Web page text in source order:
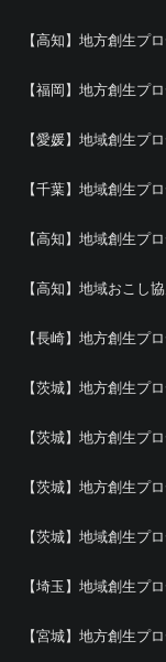
【高知】地方創生プ
【福岡】地方創生プ
【愛媛】地域創生プ
【千葉】地域創生プ
【高知】地域創生プ
【高知】地域おこし
【長崎】地方創生プ
【茨城】地方創生プ
【茨城】地方創生プ
【茨城】地方創生プ
【茨城】地域創生プ
【埼玉】地域創生プ
【宮城】地方創生プ